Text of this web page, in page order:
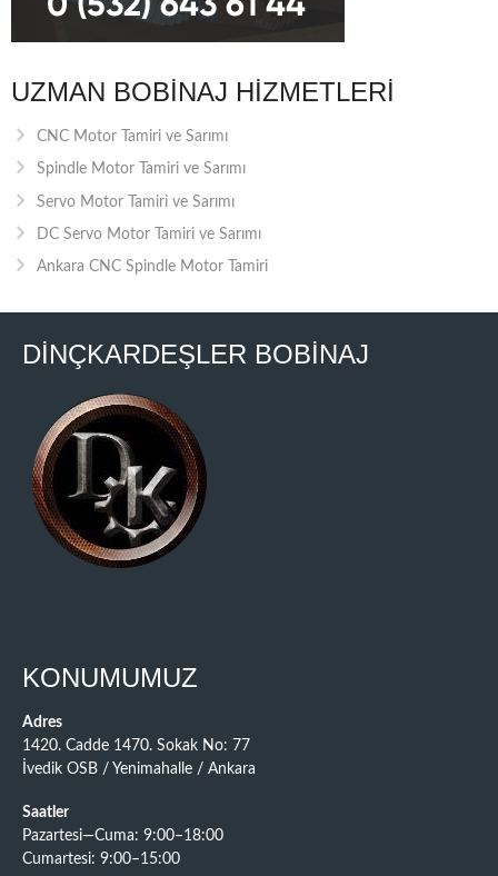
UZMAN BOBINAJ HIZMETLERI
CNC Motor Tamiri ve Sarımı
Spindle Motor Tamiri ve Sarımı
Servo Motor Tamiri ve Sarımı
DC Servo Motor Tamiri ve Sarımı
Ankara CNC Spindle Motor Tamiri
DİNÇKARDEŞLER BOBİNAJ
KONUMUMUZ
Adres
1420. Cadde 1470. Sokak No: 77
İvedik OSB / Yenimahalle / Ankara
Saatler
Pazartesi—Cuma: 9:00–18:00
Cumartesi: 9:00–15:00